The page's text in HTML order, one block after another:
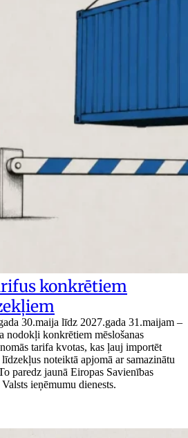
konkrētiem
30.maija līdz 2027.gada 31.maijam –
nodokļi konkrētiem mēslošanas
tarifa kvotas, kas ļauj importēt
noteiktā apjomā ar samazinātu
paredz jaunā Eiropas Savienības
ieņēmumu dienests.